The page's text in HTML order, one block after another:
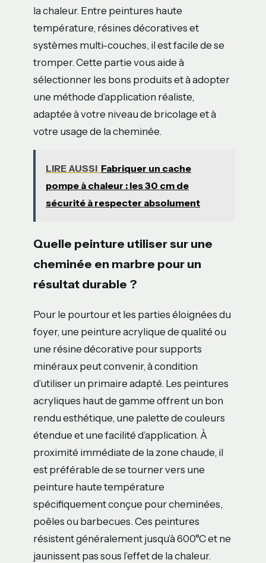
la chaleur. Entre peintures haute
température, résines décoratives et
systèmes multi-couches, il est facile de se
tromper. Cette partie vous aide à
sélectionner les bons produits et à adopter
une méthode d’application réaliste,
adaptée à votre niveau de bricolage et à
votre usage de la cheminée.
LIRE AUSSI Fabriquer un cache
pompe à chaleur : les 30 cm de
sécurité à respecter absolument
Quelle peinture utiliser sur une
cheminée en marbre pour un
résultat durable ?
Pour le pourtour et les parties éloignées du
foyer, une peinture acrylique de qualité ou
une résine décorative pour supports
minéraux peut convenir, à condition
d’utiliser un primaire adapté. Les peintures
acryliques haut de gamme offrent un bon
rendu esthétique, une palette de couleurs
étendue et une facilité d’application. À
proximité immédiate de la zone chaude, il
est préférable de se tourner vers une
peinture haute température
spécifiquement conçue pour cheminées,
poêles ou barbecues. Ces peintures
résistent généralement jusqu’à 600°C et ne
jaunissent pas sous l’effet de la chaleur.